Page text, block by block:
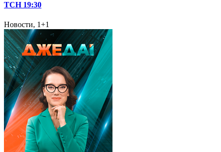
ТСН 19:30
Новости, 1+1